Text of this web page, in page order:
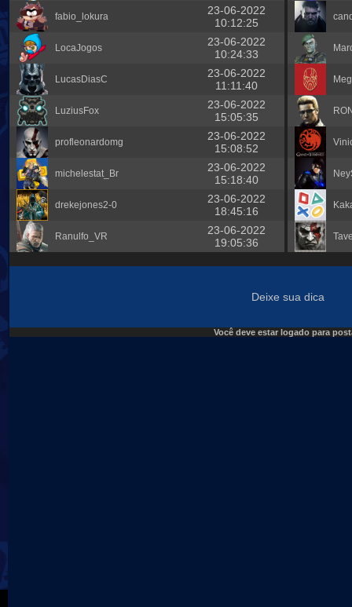
fabio_lokura
23-06-2022
10:12:25
LocaJogos
23-06-2022
10:24:33
LucasDiasC
23-06-2022
11:11:40
LuziusFox
23-06-2022
15:05:35
profleonardomg
23-06-2022
15:08:52
michelestat_Br
23-06-2022
15:18:40
drekejones2-0
23-06-2022
18:45:16
Ranulfo_VR
23-06-2022
19:05:36
Deixe sua dica
Você deve estar logado para